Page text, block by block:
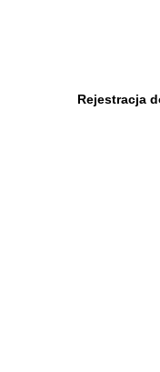
Rejestracja